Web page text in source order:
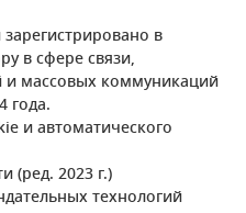
в
в сфере связи,
массовых коммуникаций
года.
и автоматического
(ред. 2023 г.)
технологий